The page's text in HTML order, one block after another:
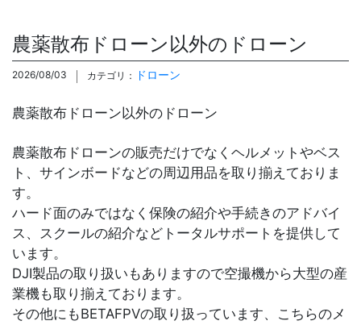
農薬散布ドローン以外のドローン
2026/08/03 カテゴリ： ドローン
農薬散布ドローン以外のドローン
農薬散布ドローンの販売だけでなくヘルメットやベス
ト、サインボードなどの周辺用品を取り揃えておりま
す。
ハード面のみではなく保険の紹介や手続きのアドバイ
ス、スクールの紹介などトータルサポートを提供して
います。
DJI製品の取り扱いもありますので空撮機から大型の産
業機も取り揃えております。
その他にもBETAFPVの取り扱っています、こちらのメ